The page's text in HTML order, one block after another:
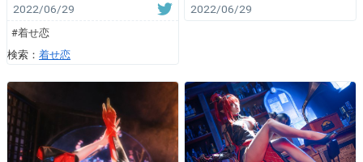
2022/06/29
#着せ恋
検索： 着せ恋
2022/06/29